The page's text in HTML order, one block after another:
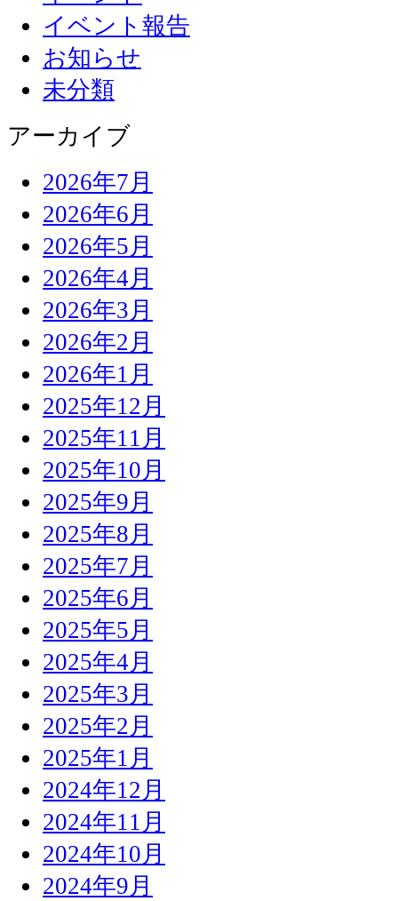
イベント報告
お知らせ
未分類
アーカイブ
2026年7月
2026年6月
2026年5月
2026年4月
2026年3月
2026年2月
2026年1月
2025年12月
2025年11月
2025年10月
2025年9月
2025年8月
2025年7月
2025年6月
2025年5月
2025年4月
2025年3月
2025年2月
2025年1月
2024年12月
2024年11月
2024年10月
2024年9月